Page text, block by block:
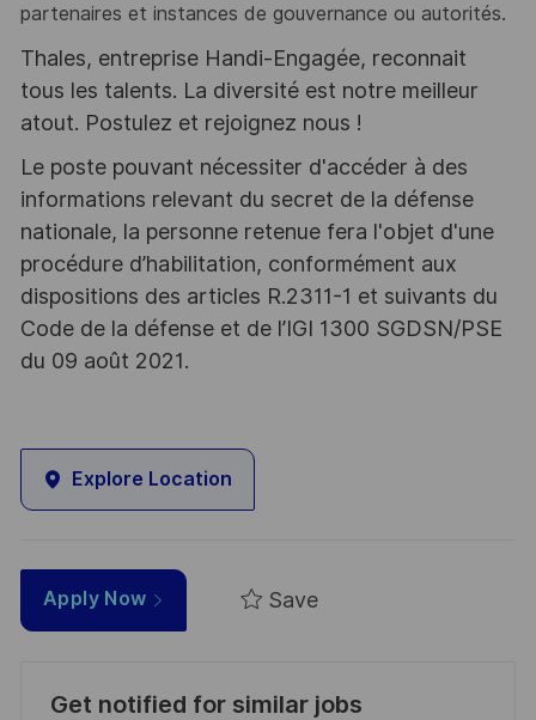
partenaires et instances de gouvernance ou autorités.
Thales, entreprise Handi-Engagée, reconnait
tous les talents. La diversité est notre meilleur
atout. Postulez et rejoignez nous !
Le poste pouvant nécessiter d'accéder à des
informations relevant du secret de la défense
nationale, la personne retenue fera l'objet d'une
procédure d’habilitation, conformément aux
dispositions des articles R.2311-1 et suivants du
Code de la défense et de l’IGI 1300 SGDSN/PSE
du 09 août 2021.
Explore Location
Apply Now Save
Get notified for similar jobs